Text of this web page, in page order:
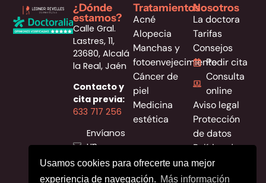
Usamos cookies para ofrecerte una mejor
experiencia de navegación. Más información
¿Dónde
estamos?
Calle Gral.
Lastres, 11,
23680, Alcalá
la Real, Jaén
Contacto y
cita previa:
633 717 256
Envíanos
un
mensaje
Instagram
Tratamientos
Acné
Alopecia
Manchas y
fotoenvejecimiento
Cáncer de
piel
Medicina
estética
Nosotros
La doctora
Tarifas
Consejos
Pedir cita
Consulta
online
Aviso legal
Protección
de datos
Política de
cookies
Política de